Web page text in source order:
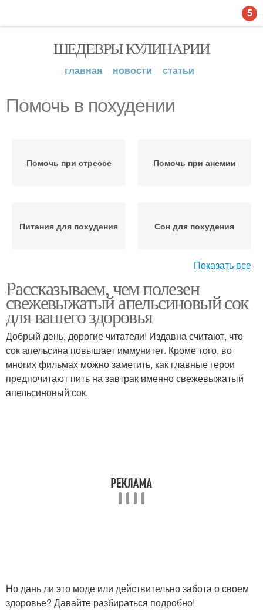
ШЕДЕВРЫ КУЛИНАРИИ
главная новости статьи
Помочь в похудении
Помочь при стрессе Помочь при анемии
Питания для похудения Сон для похудения
Климакс для похудения Успех в похудении
Завтрак для похудения Помочь в улучшении
Помочь с похудением
Показать все
Рассказываем, чем полезен
свежевыжатый апельсиновый сок
для вашего здоровья
Добрый день, дорогие читатели! Издавна считают, что
сок апельсина повышает иммунитет. Кроме того, во
многих фильмах можно заметить, как главные герои
предпочитают пить на завтрак именно свежевыжатый
апельсиновый сок.
Но дань ли это моде или действительно забота о своем
здоровье? Давайте разбираться подробно!
5